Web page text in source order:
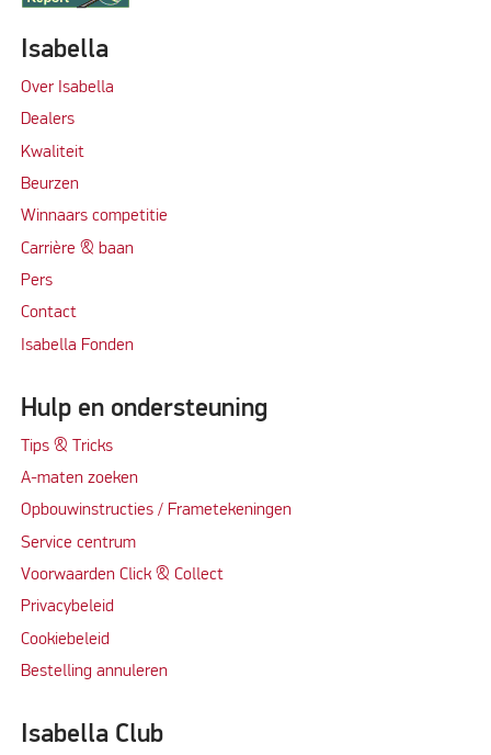
Isabella
Over Isabella
Dealers
Kwaliteit
Beurzen
Winnaars competitie
Carrière & baan
Pers
Contact
Isabella Fonden
Hulp en ondersteuning
Tips & Tricks
A-maten zoeken
Opbouwinstructies / Frametekeningen
Service centrum
Voorwaarden Click & Collect
Privacybeleid
Cookiebeleid
Bestelling annuleren
Isabella Club